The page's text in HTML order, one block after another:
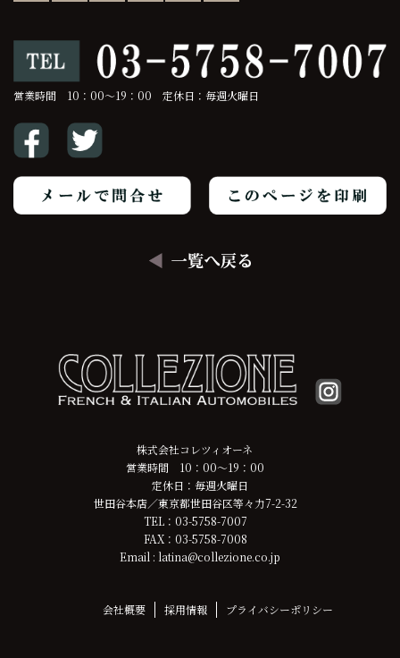
営業時間 10：00～19：00 定休日：毎週火曜日
株式会社コレツィオーネ
営業時間 10：00～19：00
定休日：毎週火曜日
世田谷本店／東京都世田谷区等々力7-2-32
TEL：03-5758-7007
FAX：03-5758-7008
Email : latina@collezione.co.jp
会社概要 採用情報 プライバシーポリシー